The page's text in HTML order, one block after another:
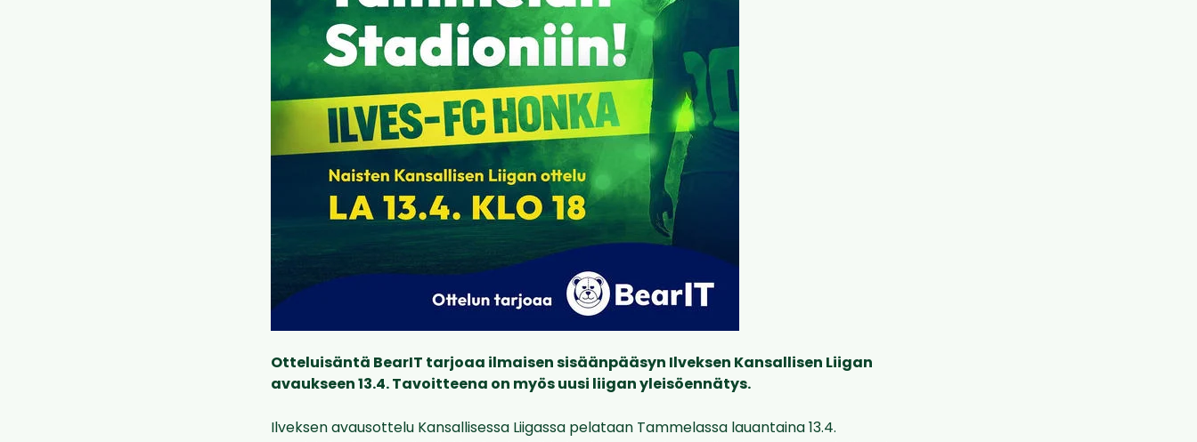
Otteluisäntä BearIT tarjoaa ilmaisen sisäänpääsyn Ilveksen Kansallisen Liigan
avaukseen 13.4. Tavoitteena on myös uusi liigan yleisöennätys.
Ilveksen avausottelu Kansallisessa Liigassa pelataan Tammelassa lauantaina 13.4.